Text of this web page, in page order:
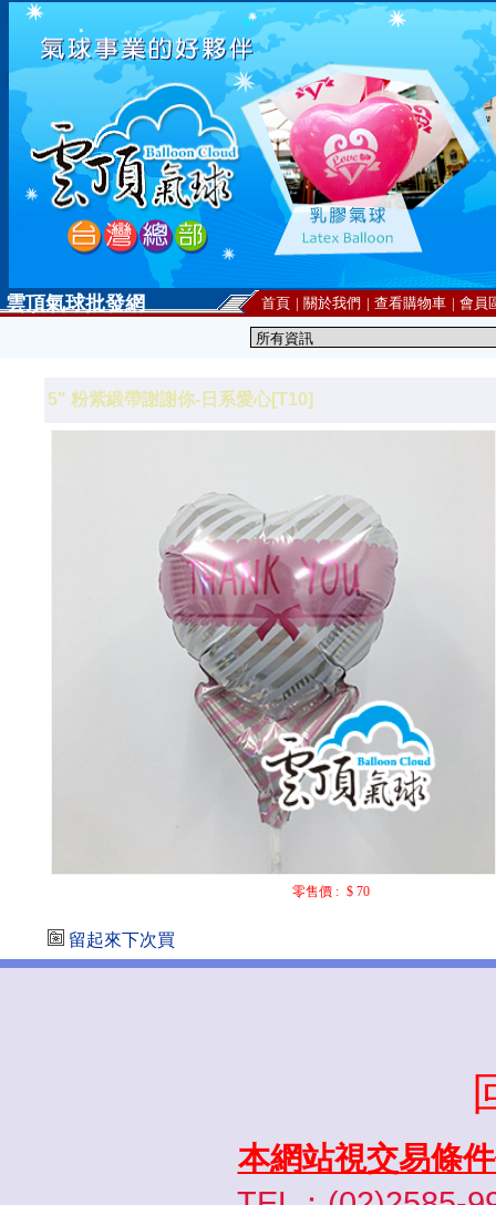
雲頂氣球批發網 首頁 | 關於我們 | 查看購物車 | 會員
5" 粉紫緞帶謝謝你-日系愛心[T10]
零售價 : $ 70
留起來下次買
本網站視交易條